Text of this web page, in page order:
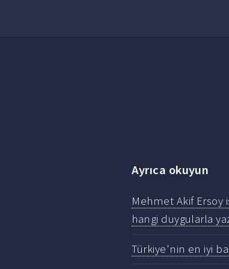
Ayrıca okuyun
Mehmet Akif Ersoy
hangi duygularla
Türkiye'nin en iyi